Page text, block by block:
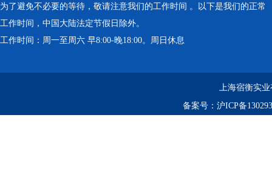
为了避免不必要的等待，敬请注意我们的工作时间 。以下是我们的正常
工作时间，中国大陆法定节假日除外。
工作时间：周一至周六 早8:00-晚18:00。周日休息
上海宿衡实
备案号： 沪ICP备